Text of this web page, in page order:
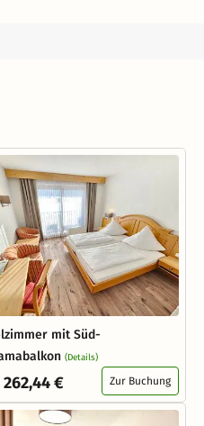
mit Süd-
(Details)
262,44 € Zur Buchung